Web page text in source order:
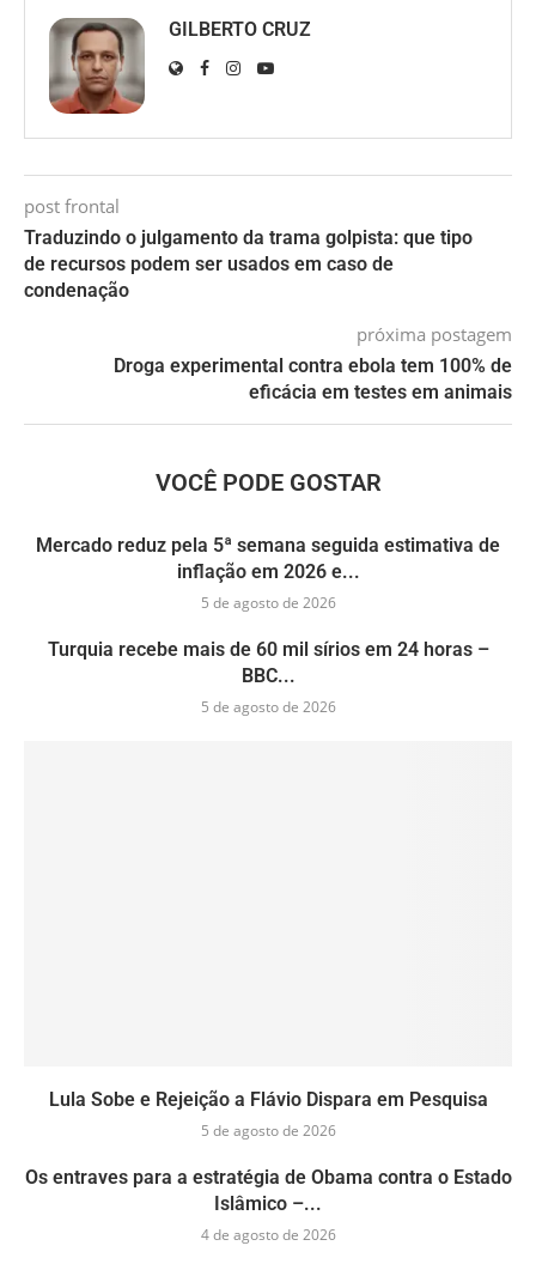
GILBERTO CRUZ
post frontal
Traduzindo o julgamento da trama golpista: que tipo
de recursos podem ser usados em caso de
condenação
próxima postagem
Droga experimental contra ebola tem 100% de
eficácia em testes em animais
VOCÊ PODE GOSTAR
Mercado reduz pela 5ª semana seguida estimativa de
inflação em 2026 e...
5 de agosto de 2026
Turquia recebe mais de 60 mil sírios em 24 horas –
BBC...
5 de agosto de 2026
Lula Sobe e Rejeição a Flávio Dispara em Pesquisa
5 de agosto de 2026
Os entraves para a estratégia de Obama contra o Estado
Islâmico –...
4 de agosto de 2026